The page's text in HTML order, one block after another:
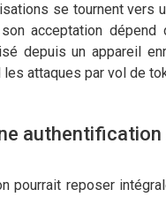
se tournent
acceptation dépend
depuis un appareil
les attaques par vol de
pourrait reposer